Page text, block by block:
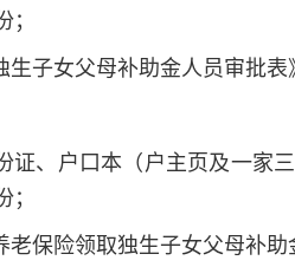
子女父母补助金人员审批表
证、户口本（户主页及一家
保险领取独生子女父母补助